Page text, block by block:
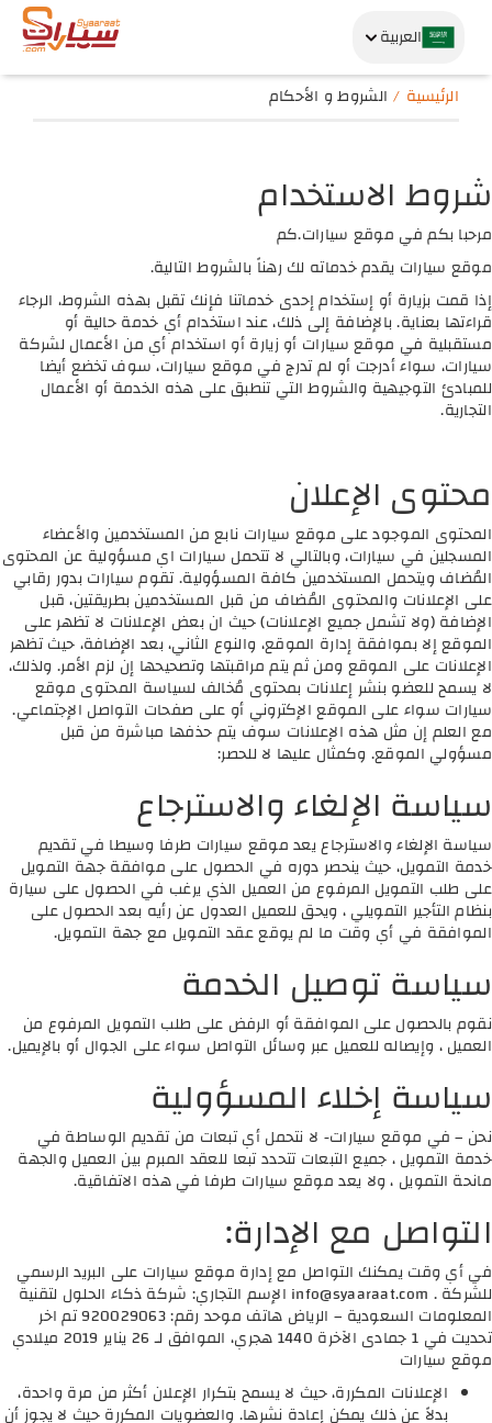
العربية
الرئيسية الشروط و الأحكام
شروط الاستخدام
مرحبا بكم في موقع سيارات.كم
موقع سيارات يقدم خدماته لك رهناً بالشروط التالية.
إذا قمت بزيارة أو إستخدام إحدى خدماتنا فإنك تقبل بهذه الشروط، الرجاء
قراءتها بعناية. بالإضافة إلى ذلك، عند استخدام أي خدمة حالية أو
مستقبلية في موقع سيارات أو زيارة أو استخدام أي من الأعمال لشركة
سيارات، سواء أدرجت أو لم تدرج في موقع سيارات، سوف تخضع أيضا
للمبادئ التوجيهية والشروط التي تنطبق على هذه الخدمة أو الأعمال
التجارية.
محتوى الإعلان
المحتوى الموجود على موقع سيارات نابع من المستخدمين والأعضاء
المسجلين في سيارات، وبالتالي لا تتحمل سيارات اي مسؤولية عن المحتوى
المُضاف ويتحمل المستخدمين كافة المسؤولية. تقوم سيارات بدور رقابي
على الإعلانات والمحتوى المُضاف من قبل المستخدمين بطريقتين، قبل
الإضافة (ولا تشمل جميع الإعلانات) حيث ان بعض الإعلانات لا تظهر على
الموقع إلا بموافقة إدارة الموقع، والنوع الثاني، بعد الإضافة، حيث تظهر
الإعلانات على الموقع ومن ثم يتم مراقبتها وتصحيحها إن لزم الأمر. ولذلك،
لا يسمح للعضو بنشر إعلانات بمحتوى مُخالف لسياسة المحتوى موقع
سيارات سواء على الموقع الإكتروني أو على صفحات التواصل الإجتماعي.
مع العلم إن مثل هذه الإعلانات سوف يتم حذفها مباشرة من قبل
مسؤولي الموقع. وكمثال عليها لا للحصر:
سياسة الإلغاء والاسترجاع
سياسة الإلغاء والاسترجاع يعد موقع سيارات طرفا وسيطا في تقديم
خدمة التمويل، حيث ينحصر دوره في الحصول على موافقة جهة التمويل
على طلب التمويل المرفوع من العميل الذي يرغب في الحصول على سيارة
بنظام التأجير التمويلي ، ويحق للعميل العدول عن رأيه بعد الحصول على
الموافقة في أي وقت ما لم يوقع عقد التمويل مع جهة التمويل.
سياسة توصيل الخدمة
نقوم بالحصول على الموافقة أو الرفض على طلب التمويل المرفوع من
العميل ، وإيصاله للعميل عبر وسائل التواصل سواء على الجوال أو بالإيميل.
سياسة إخلاء المسؤولية
نحن – في موقع سيارات- لا نتحمل أي تبعات من تقديم الوساطة في
خدمة التمويل ، جميع التبعات تتحدد تبعا للعقد المبرم بين العميل والجهة
مانحة التمويل ، ولا يعد موقع سيارات طرفا في هذه الاتفاقية.
التواصل مع الإدارة:
في أي وقت يمكنك التواصل مع إدارة موقع سيارات على البريد الرسمي
للشركة . info@syaaraat.com الإسم التجاري: شركة ذكاء الحلول لتقنية
المعلومات السعودية – الرياض هاتف موحد رقم: 920029063 تم اخر
تحديت في 1 جمادى الآخرة 1440 هجري، الموافق لـ 26 يناير 2019 ميلادي
موقع سيارات
الإعلانات المكررة، حيث لا يسمح بتكرار الإعلان أكثر من مرة واحدة،
بدلاً عن ذلك يمكن إعادة نشرها. والعضويات المكررة حيث لا يجوز أن